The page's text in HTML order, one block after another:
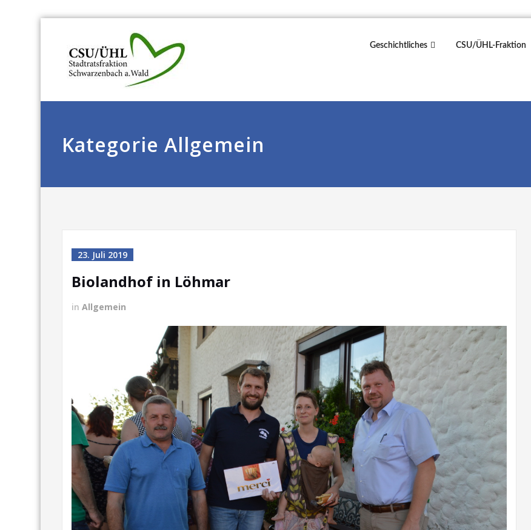
Geschichtliches CSU/ÜHL-Fraktion
Kategorie Allgemein
23. Juli 2019
Biolandhof in Löhmar
in Allgemein